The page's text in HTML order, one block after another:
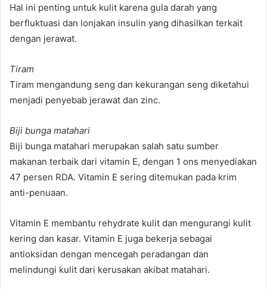
Hal ini penting untuk kulit karena gula darah yang
berfluktuasi dan lonjakan insulin yang dihasilkan terkait
dengan jerawat.
Tiram
Tiram mengandung seng dan kekurangan seng diketahui
menjadi penyebab jerawat dan zinc.
Biji bunga matahari
Biji bunga matahari merupakan salah satu sumber
makanan terbaik dari vitamin E, dengan 1 ons menyediakan
47 persen RDA. Vitamin E sering ditemukan pada krim
anti-penuaan.
Vitamin E membantu rehydrate kulit dan mengurangi kulit
kering dan kasar. Vitamin E juga bekerja sebagai
antioksidan dengan mencegah peradangan dan
melindungi kulit dari kerusakan akibat matahari.